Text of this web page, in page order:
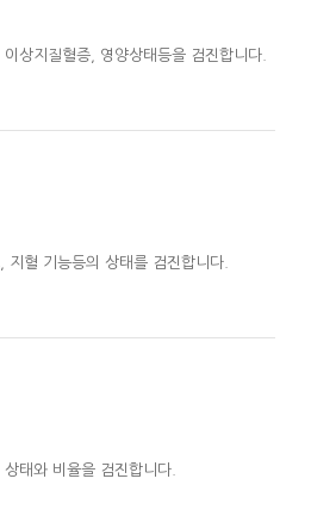
상지질혈증, 영양상태등을 검진합니다.
혈 기능등의 상태를 검진합니다.
태와 비율을 검진합니다.